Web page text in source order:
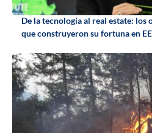
De la tecnología al real estate:
que construyeron su fortuna en